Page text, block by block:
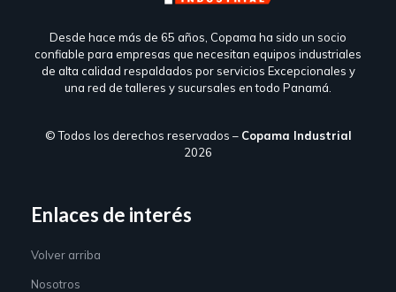
Desde hace más de 65 años, Copama ha sido un socio
confiable para empresas que necesitan equipos industriales
de alta calidad respaldados por servicios Excepcionales y
una red de talleres y sucursales en todo Panamá.
© Todos los derechos reservados – Copama Industrial
2026
Enlaces de interés
Volver arriba
Nosotros